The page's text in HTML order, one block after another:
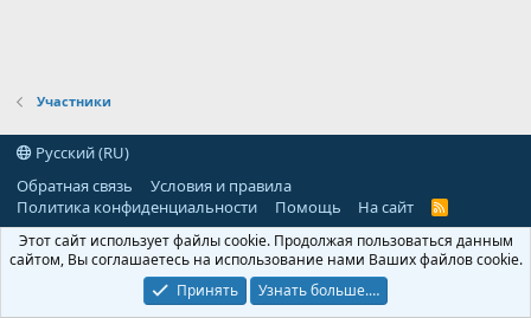
Участники
Русский (RU)
Обратная связь
Условия и правила
Политика конфиденциальности
Помощь На сайт
R
S
Этот сайт использует файлы cookie. Продолжая пользоваться данным
сайтом, Вы соглашаетесь на использование нами Ваших файлов cookie.
Принять
Узнать больше.…